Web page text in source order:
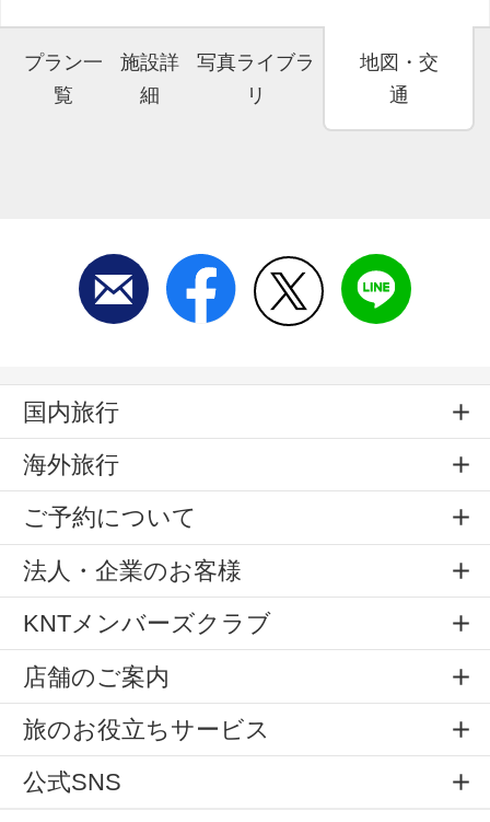
プラン一
覧
施設詳
細
写真ライブラ
リ
地図・交
通
国内旅行
海外旅行
ご予約について
法人・企業のお客様
KNTメンバーズクラブ
店舗のご案内
旅のお役立ちサービス
公式SNS